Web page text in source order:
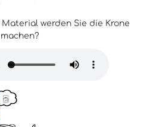
Material werden Sie die Krone
machen?